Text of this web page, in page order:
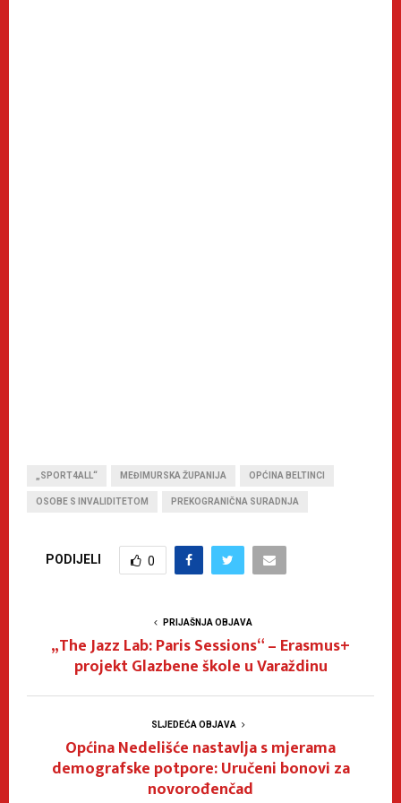
„SPORT4ALL“ MEĐIMURSKA ŽUPANIJA OPĆINA BELTINCI
OSOBE S INVALIDITETOM PREKOGRANIČNA SURADNJA
PODIJELI 0
PRIJAŠNJA OBJAVA
„The Jazz Lab: Paris Sessions“ – Erasmus+
projekt Glazbene škole u Varaždinu
SLJEDEĆA OBJAVA
Općina Nedelišće nastavlja s mjerama
demografske potpore: Uručeni bonovi za
novorođenčad